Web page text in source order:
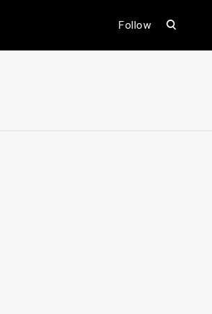
Follow
open
form